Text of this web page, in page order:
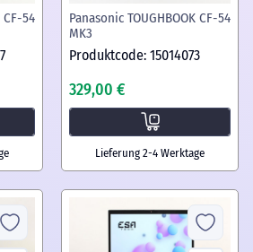
CF-54
Panasonic TOUGHBOOK CF-54
MK3
Produktcode: 15014073
329,00 €
Lieferung 2-4 Werktage